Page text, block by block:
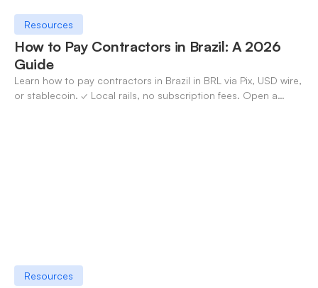
Resources
How to Pay Contractors in Brazil: A 2026
Guide
Learn how to pay contractors in Brazil in BRL via Pix, USD wire,
or stablecoin. ✓ Local rails, no subscription fees. Open a
Resources